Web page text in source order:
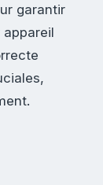
garantir